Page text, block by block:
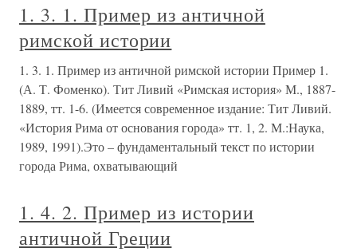
1. 3. 1. Пример из античной
римской истории
1. 3. 1. Пример из античной римской истории Пример 1.
(А. Т. Фоменко). Тит Ливий «Римская история» М., 1887-
1889, тт. 1-6. (Имеется современное издание: Тит Ливий.
«История Рима от основания города» тт. 1, 2. М.:Наука,
1989, 1991).Это – фундаментальный текст по истории
города Рима, охватывающий
1. 4. 2. Пример из истории
античной Греции